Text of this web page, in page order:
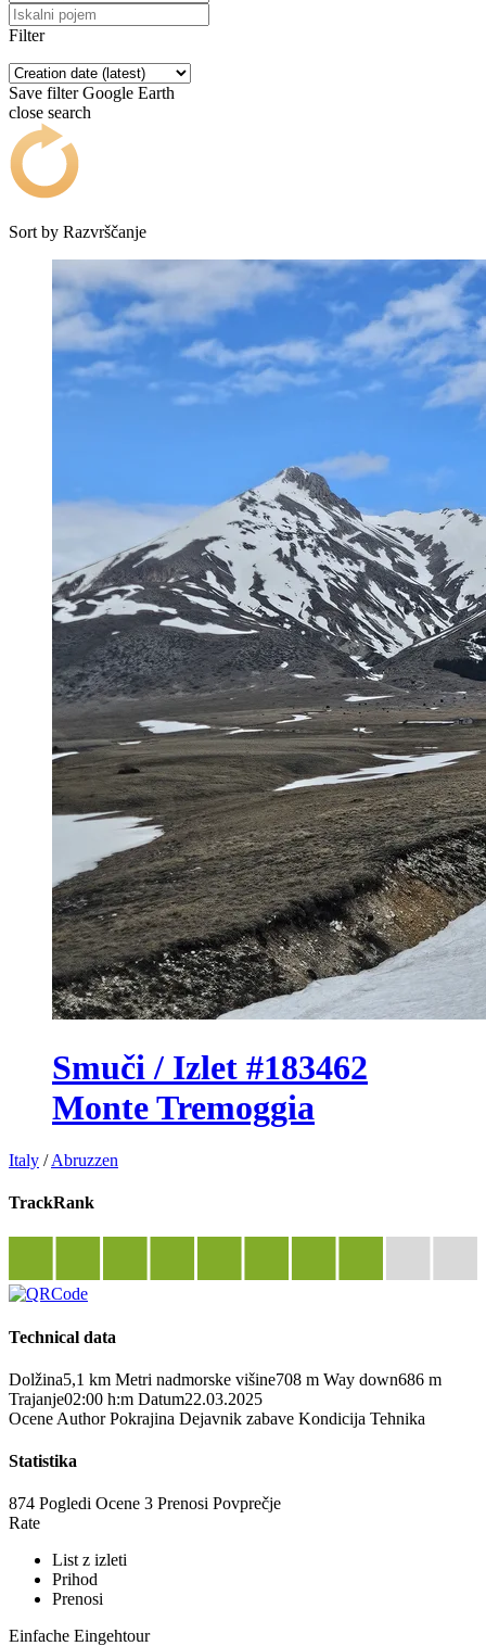
Filter
Save filter Google Earth
close search
Sort by Razvrščanje
Smuči / Izlet #183462
Monte Tremoggia
Italy /Abruzzen
TrackRank
Technical data
Dolžina5,1 km Metri nadmorske višine708 m Way down686 m
Trajanje02:00 h:m Datum22.03.2025
Ocene Author Pokrajina Dejavnik zabave Kondicija Tehnika
Statistika
874 Pogledi Ocene 3 Prenosi Povprečje
Rate
List z izleti
Prihod
Prenosi
Einfache Eingehtour